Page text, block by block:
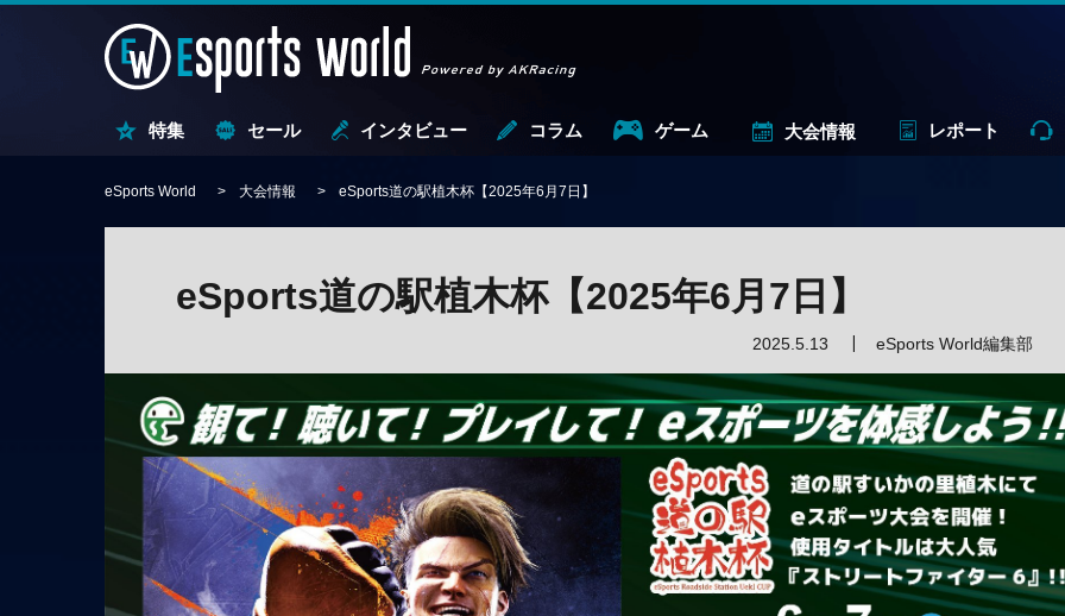
特集 セール インタビュー コラム ゲーム 大会情報 レポート
eSports World 大会情報 eSports道の駅植木杯【2025年6月7日】
eSports道の駅植木杯【2025年6月7日】
2025.5.13 eSports World編集部